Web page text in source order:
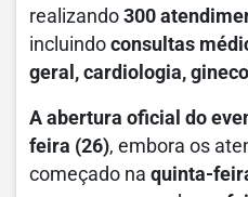
realizando 300
incluindo consultas
geral, cardiologia,
A abertura oficial do
feira (26), embora os
começado na quinta-